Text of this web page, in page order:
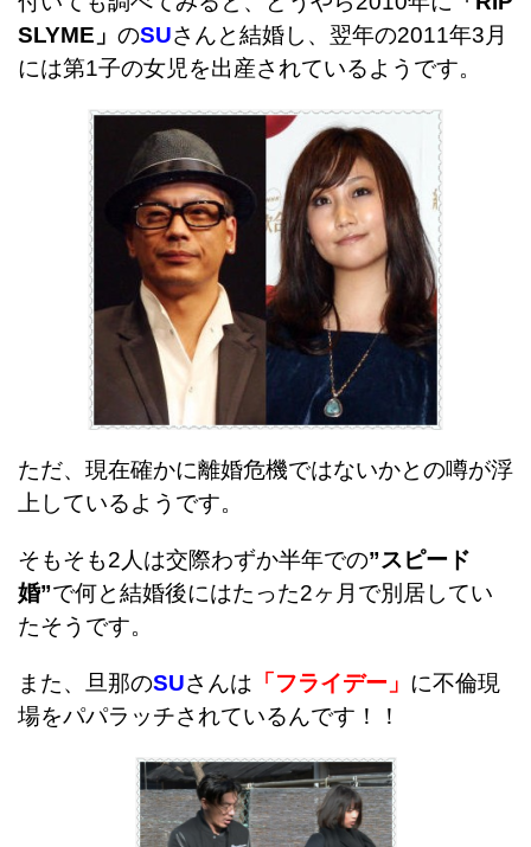
SLYME」 のSUさんと結婚し、翌年の2011年3月
には第1子の女児を出産されているようです。
ただ、現在確かに離婚危機ではないかとの噂が浮
上しているようです。
そもそも2人は交際わずか半年での”スピード
婚”で何と結婚後にはたった2ヶ月で別居してい
たそうです。
また、旦那のSUさんは 「フライデー」 に不倫現
場をパパラッチされているんです！！